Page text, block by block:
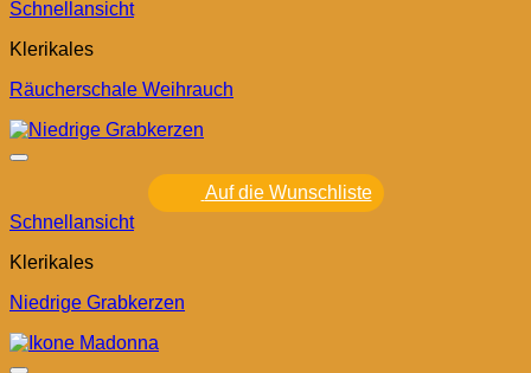
Schnellansicht
Klerikales
Räucherschale Weihrauch
Auf die Wunschliste
Schnellansicht
Klerikales
Niedrige Grabkerzen